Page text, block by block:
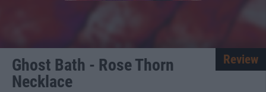
Ghost Bath - Rose Thorn
Necklace
Review